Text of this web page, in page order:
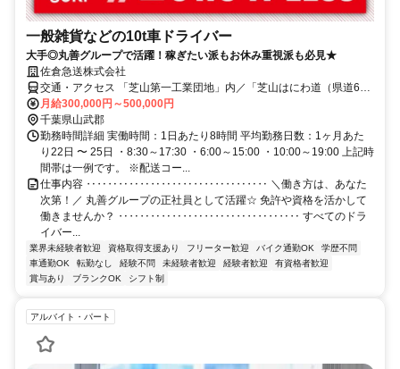
一般雑貨などの10t車ドライバー
大手◎丸善グループで活躍！稼ぎたい派もお休み重視派も必見★
佐倉急送株式会社
交通・アクセス 「芝山第一工業団地」内／「芝山はにわ道（県道62
号）」から車でスグ！
月給300,000円～500,000円
千葉県山武郡
勤務時間詳細 実働時間：1日あたり8時間 平均勤務日数：1ヶ月あた
り22日 〜 25日 ・8:30～17:30 ・6:00～15:00 ・10:00～19:00 上記時
間帯は一例です。 ※配送コー...
仕事内容 ‥‥‥‥‥‥‥‥‥‥‥‥‥‥‥‥‥ ＼働き方は、あなた
次第！／ 丸善グループの正社員として活躍☆ 免許や資格を活かして
働きませんか？ ‥‥‥‥‥‥‥‥‥‥‥‥‥‥‥‥‥ すべてのドラ
イバー...
業界未経験者歓迎 資格取得支援あり フリーター歓迎 バイク通勤OK
学歴不問
車通勤OK
転勤なし 経験不問 未経験者歓迎 経験者歓迎
有資格者歓迎
賞与あり
ブランクOK シフト制
アルバイト・パート